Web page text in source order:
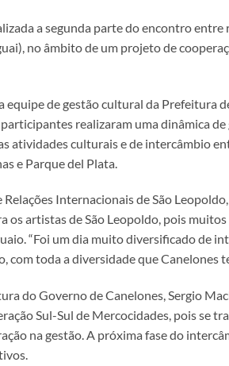
a segunda parte do encontro
no âmbito de um projeto de
equipe de gestão cultural da Prefeitura
realizaram uma dinâmica
atividades culturais e de intercâmbio
e Parque del Plata.
Internacionais de São
os artistas de São Leopoldo, pois
“Foi um dia muito diversificado de
toda a diversidade que Canelones
do Governo de Canelones, Sergio
Sul-Sul de Mercocidades, pois se
na gestão. A próxima fase do